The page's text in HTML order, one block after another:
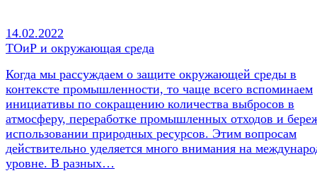
14.02.2022
ТОиР и окружающая среда
Когда мы рассуждаем о защите окружающей среды в
контексте промышленности, то чаще всего вспоминаем
инициативы по сокращению количества выбросов в
атмосферу, переработке промышленных отходов и
использовании природных ресурсов. Этим вопросам
действительно уделяется много внимания на
уровне. В разных…